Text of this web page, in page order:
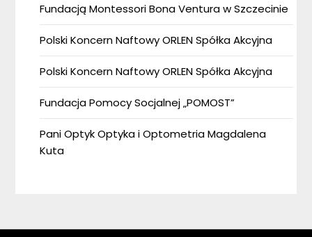
Fundacją Montessori Bona Ventura w Szczecinie
Polski Koncern Naftowy ORLEN Spółka Akcyjna
Polski Koncern Naftowy ORLEN Spółka Akcyjna
Fundacja Pomocy Socjalnej „POMOST”
Pani Optyk Optyka i Optometria Magdalena
Kuta